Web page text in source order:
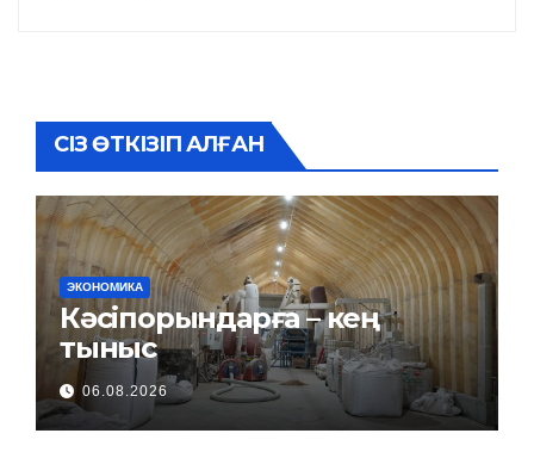
СІЗ ӨТКІЗІП АЛҒАН
ЭКОНОМИКА
Кәсіпорындарға – кең
тыныс
06.08.2026